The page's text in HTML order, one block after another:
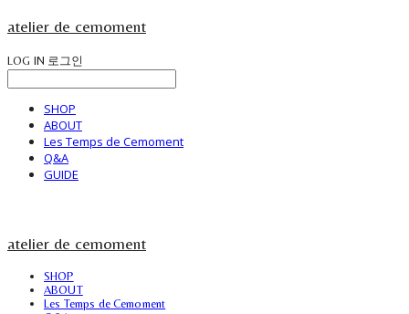
atelier de cemoment
LOG IN 로그인
SHOP
ABOUT
Les Temps de Cemoment
Q&A
GUIDE
atelier de cemoment
SHOP
ABOUT
Les Temps de Cemoment